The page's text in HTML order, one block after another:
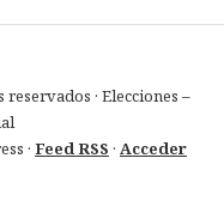
· Elecciones –
· Feed RSS · Acceder